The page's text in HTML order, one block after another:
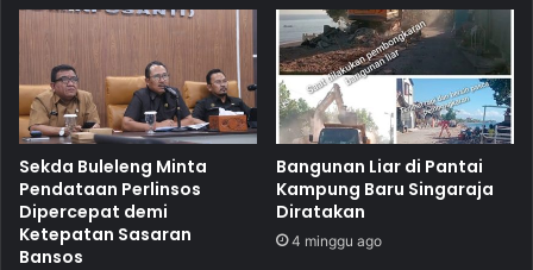
Sekda Buleleng Minta
Pendataan Perlinsos
Dipercepat demi
Ketepatan Sasaran
Bansos
Bangunan Liar di Pantai
Kampung Baru Singaraja
Diratakan
4 minggu ago